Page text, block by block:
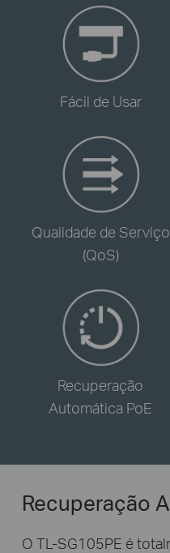
Fácil de Usar
Qualidade de Serviço
(QoS)
Recuperação
Automática PoE
Recuperação
O TL-SG105PE é